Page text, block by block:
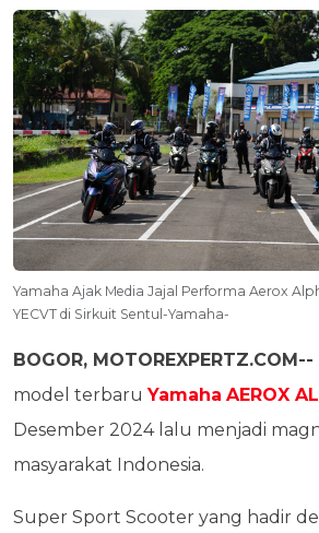
Yamaha Ajak Media Jajal Performa Aerox
YECVT di Sirkuit Sentul-Yamaha-
BOGOR, MOTOREXPERTZ.COM--
model terbaruYamaha AEROX
Desember 2024 lalu menjadi
masyarakat Indonesia.
Super Sport Scooter yang hadir